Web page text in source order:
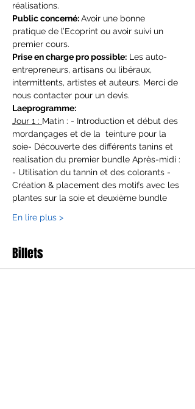
réalisations.
Public concerné: Avoir une bonne
pratique de l’Ecoprint ou avoir suivi un
premier cours.
Prise en charge pro possible: Les auto-
entrepreneurs, artisans ou libéraux,
intermittents, artistes et auteurs. Merci de
nous contacter pour un devis.
Laeprogramme:
Jour 1 : Matin : - Introduction et début des
mordançages et de la  teinture pour la
soie- Découverte des différents tanins et
realisation du premier bundle Après-midi :
- Utilisation du tannin et des colorants -
Création & placement des motifs avec les
plantes sur la soie et deuxième bundle
En lire plus >
Billets